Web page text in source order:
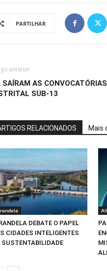
PARTILHAR
anterior
SAÍRAM AS
SUB-13
RELACIONADOS Mais
DEBATE O PAPEL
CIDADES INTELIGENTES
SUSTENTABILIDADE